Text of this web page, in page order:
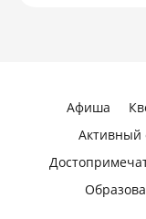
Афиша
Активный